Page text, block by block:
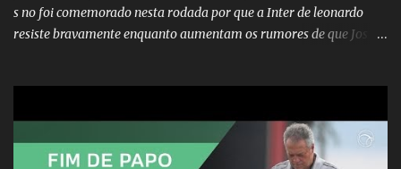
s no foi comemorado nesta rodada por que a Inter de leonardo
resiste bravamente enquanto aumentam os rumores de que Jos